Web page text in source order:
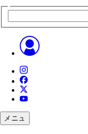
メニュ